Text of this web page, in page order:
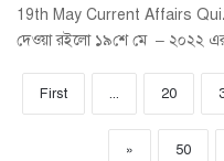
19th May Current Affairs Quiz
দেওয়া রইলো ১৯শে মে – ২০২২ এর
First ... 20
» 50